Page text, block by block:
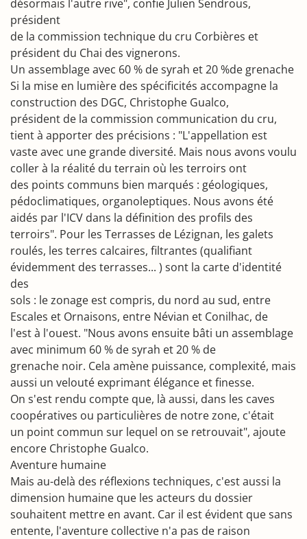
désormais l'autre rive", confie Julien Sendrous,
président
de la commission technique du cru Corbières et
président du Chai des vignerons.
Un assemblage avec 60 % de syrah et 20 %de grenache
Si la mise en lumière des spécificités accompagne la
construction des DGC, Christophe Gualco,
président de la commission communication du cru,
tient à apporter des précisions : "L'appellation est
vaste avec une grande diversité. Mais nous avons voulu
coller à la réalité du terrain où les terroirs ont
des points communs bien marqués : géologiques,
pédoclimatiques, organoleptiques. Nous avons été
aidés par l'ICV dans la définition des profils des
terroirs". Pour les Terrasses de Lézignan, les galets
roulés, les terres calcaires, filtrantes (qualifiant
évidemment des terrasses... ) sont la carte d'identité
des
sols : le zonage est compris, du nord au sud, entre
Escales et Ornaisons, entre Névian et Conilhac, de
l'est à l'ouest. "Nous avons ensuite bâti un assemblage
avec minimum 60 % de syrah et 20 % de
grenache noir. Cela amène puissance, complexité, mais
aussi un velouté exprimant élégance et finesse.
On s'est rendu compte que, là aussi, dans les caves
coopératives ou particulières de notre zone, c'était
un point commun sur lequel on se retrouvait", ajoute
encore Christophe Gualco.
Aventure humaine
Mais au-delà des réflexions techniques, c'est aussi la
dimension humaine que les acteurs du dossier
souhaitent mettre en avant. Car il est évident que sans
entente, l'aventure collective n'a pas de raison